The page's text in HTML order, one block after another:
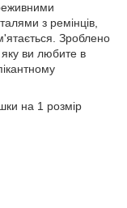
з ремінців,
Зроблено
яку ви любите в
на 1 розмір